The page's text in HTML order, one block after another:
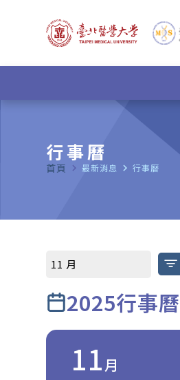
行事曆
首頁 navigate_next 最新消息 navigate_next 行事曆
2025行事曆
11 月